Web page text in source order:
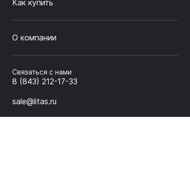
Как купить
О компании
Связаться с нами
8 (843) 212-17-33
sale@litas.ru